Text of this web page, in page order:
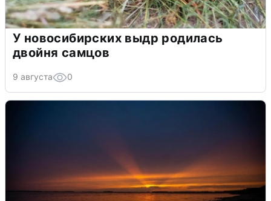
У новосибирских выдр родилась
двойня самцов
9 августа 0